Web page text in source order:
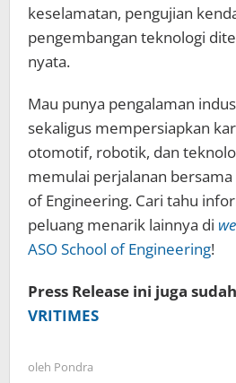
keselamatan, pengujian
pengembangan teknologi
nyata.
Mau punya pengalaman
sekaligus mempersiapkan
otomotif, robotik, dan
memulai perjalanan bersama
of Engineering. Cari tahu
peluang menarik lainnya di
ASO School of Engineering!
Press Release ini juga
VRITIMES
oleh Pondra